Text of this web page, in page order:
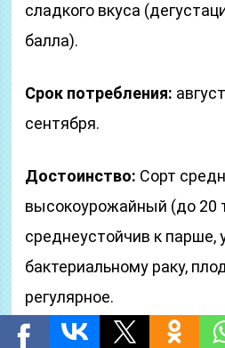
сладкого вкуса
балла).
Срок потребления:
сентября.
Достоинство: Сорт
высокоурожайный (до 20
среднеустойчив к парше,
бактериальному раку,
регулярное.